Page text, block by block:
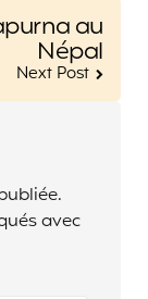
au
Népal
Next Post
avec